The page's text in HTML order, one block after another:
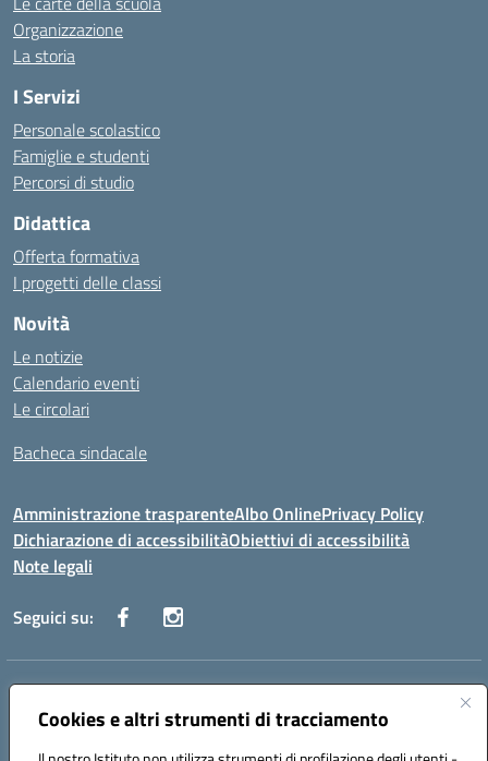
Cookies e altri strumenti di tracciamento
Organizzazione
La storia
I Servizi
Personale scolastico
Famiglie e studenti
Percorsi di studio
Didattica
Offerta formativa
I progetti delle classi
Novità
Le notizie
Calendario eventi
Le circolari
Bacheca sindacale
Amministrazione trasparenteAlbo OnlinePrivacy Policy
Dichiarazione di accessibilitàObiettivi di accessibilità
Note legali
Seguici su:
Indirizzo:
Centralino:0924 534873 Salemi - 0924534879 Partanna